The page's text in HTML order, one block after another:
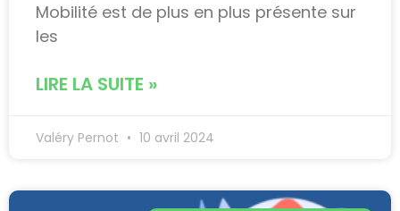
Mobilité est de plus en plus présente sur
les
LIRE LA SUITE »
Valéry Pernot 10 avril 2024